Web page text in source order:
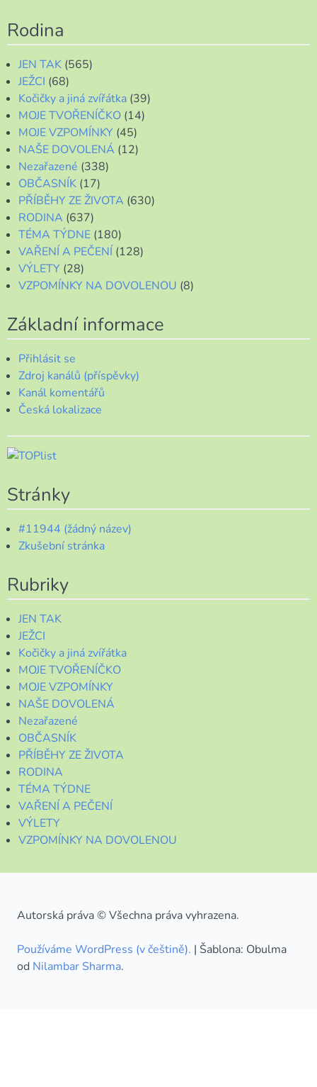
Rodina
JEN TAK (565)
JEŽCI (68)
Kočičky a jiná zvířátka (39)
MOJE TVOŘENÍČKO (14)
MOJE VZPOMÍNKY (45)
NAŠE DOVOLENÁ (12)
Nezařazené (338)
OBČASNÍK (17)
PŘÍBĚHY ZE ŽIVOTA (630)
RODINA (637)
TÉMA TÝDNE (180)
VAŘENÍ A PEČENÍ (128)
VÝLETY (28)
VZPOMÍNKY NA DOVOLENOU (8)
Základní informace
Přihlásit se
Zdroj kanálů (příspěvky)
Kanál komentářů
Česká lokalizace
Stránky
#11944 (žádný název)
Zkušební stránka
Rubriky
JEN TAK
JEŽCI
Kočičky a jiná zvířátka
MOJE TVOŘENÍČKO
MOJE VZPOMÍNKY
NAŠE DOVOLENÁ
Nezařazené
OBČASNÍK
PŘÍBĚHY ZE ŽIVOTA
RODINA
TÉMA TÝDNE
VAŘENÍ A PEČENÍ
VÝLETY
VZPOMÍNKY NA DOVOLENOU
Autorská práva © Všechna práva vyhrazena.
Používáme WordPress (v češtině). | Šablona: Obulma
od Nilambar Sharma.